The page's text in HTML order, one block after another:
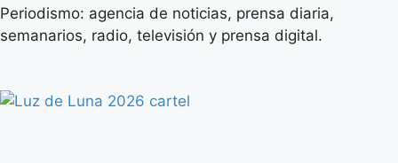
Periodismo: agencia de noticias, prensa diaria,
semanarios, radio, televisión y prensa digital.